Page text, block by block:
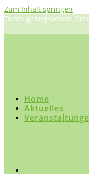
Zum Inhalt springen
Fichtelgebirgsverein
Home
Aktuelles